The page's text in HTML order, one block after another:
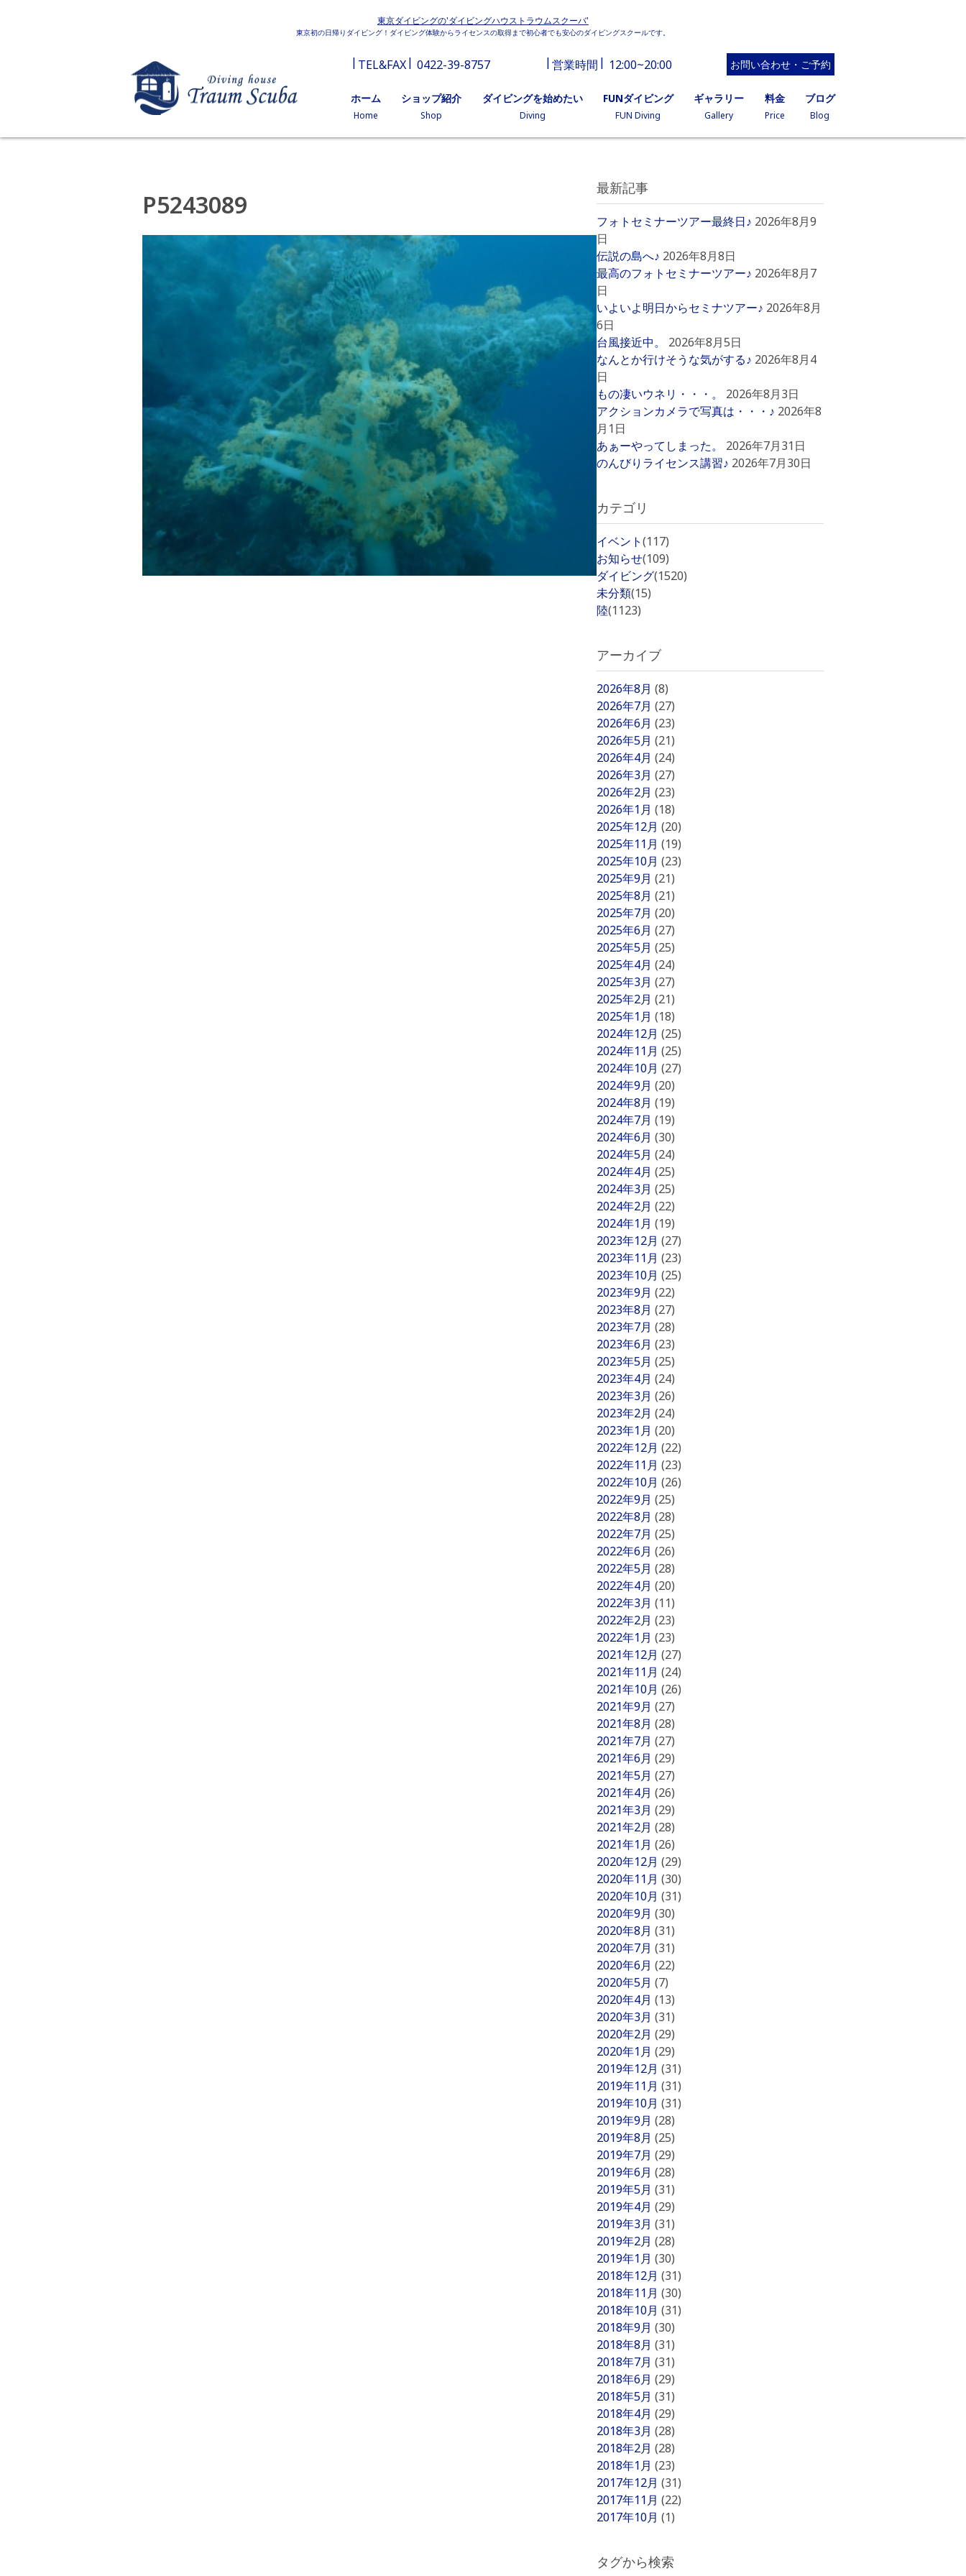
東京ダイビングの'ダイビングハウストラウムスクーバ'
東京初の日帰りダイビング！ダイビング体験からライセンスの取得まで初心者でも安心のダイビングスクールです。
TEL&FAX 0422-39-8757 営業時間 12:00~20:00 お問い合わせ・ご予約
ホーム
Home
ショップ紹介
Shop
ダイビングを始めたい
Diving
FUNダイビング
FUN Diving
ギャラリー
Gallery
料金
Price
ブログ
Blog
P5243089
最新記事
フォトセミナーツアー最終日♪ 2026年8月9
日
伝説の島へ♪ 2026年8月8日
最高のフォトセミナーツアー♪ 2026年8月7
日
いよいよ明日からセミナツアー♪ 2026年8月
6日
台風接近中。
2026年8月5日
なんとか行けそうな気がする♪ 2026年8月4
日
もの凄いウネリ・・・。
2026年8月3日
アクションカメラで写真は・・・♪ 2026年8
月1日
あぁーやってしまった。
2026年7月31日
のんびりライセンス講習♪ 2026年7月30日
カテゴリ
イベント(117)
お知らせ(109)
ダイビング(1520)
未分類(15)
陸(1123)
アーカイブ
2026年8月 (8)
2026年7月 (27)
2026年6月 (23)
2026年5月 (21)
2026年4月 (24)
2026年3月 (27)
2026年2月 (23)
2026年1月 (18)
2025年12月 (20)
2025年11月 (19)
2025年10月 (23)
2025年9月 (21)
2025年8月 (21)
2025年7月 (20)
2025年6月 (27)
2025年5月 (25)
2025年4月 (24)
2025年3月 (27)
2025年2月 (21)
2025年1月 (18)
2024年12月 (25)
2024年11月 (25)
2024年10月 (27)
2024年9月 (20)
2024年8月 (19)
2024年7月 (19)
2024年6月 (30)
2024年5月 (24)
2024年4月 (25)
2024年3月 (25)
2024年2月 (22)
2024年1月 (19)
2023年12月 (27)
2023年11月 (23)
2023年10月 (25)
2023年9月 (22)
2023年8月 (27)
2023年7月 (28)
2023年6月 (23)
2023年5月 (25)
2023年4月 (24)
2023年3月 (26)
2023年2月 (24)
2023年1月 (20)
2022年12月 (22)
2022年11月 (23)
2022年10月 (26)
2022年9月 (25)
2022年8月 (28)
2022年7月 (25)
2022年6月 (26)
2022年5月 (28)
2022年4月 (20)
2022年3月 (11)
2022年2月 (23)
2022年1月 (23)
2021年12月 (27)
2021年11月 (24)
2021年10月 (26)
2021年9月 (27)
2021年8月 (28)
2021年7月 (27)
2021年6月 (29)
2021年5月 (27)
2021年4月 (26)
2021年3月 (29)
2021年2月 (28)
2021年1月 (26)
2020年12月 (29)
2020年11月 (30)
2020年10月 (31)
2020年9月 (30)
2020年8月 (31)
2020年7月 (31)
2020年6月 (22)
2020年5月 (7)
2020年4月 (13)
2020年3月 (31)
2020年2月 (29)
2020年1月 (29)
2019年12月 (31)
2019年11月 (31)
2019年10月 (31)
2019年9月 (28)
2019年8月 (25)
2019年7月 (29)
2019年6月 (28)
2019年5月 (31)
2019年4月 (29)
2019年3月 (31)
2019年2月 (28)
2019年1月 (30)
2018年12月 (31)
2018年11月 (30)
2018年10月 (31)
2018年9月 (30)
2018年8月 (31)
2018年7月 (31)
2018年6月 (29)
2018年5月 (31)
2018年4月 (29)
2018年3月 (28)
2018年2月 (28)
2018年1月 (23)
2017年12月 (31)
2017年11月 (22)
2017年10月 (1)
タグから検索